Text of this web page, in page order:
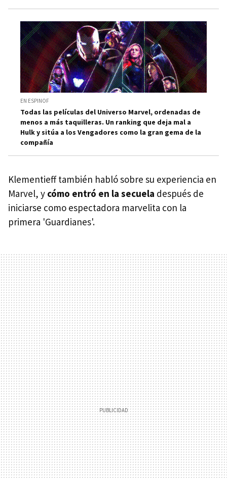
EN ESPINOF
Todas las películas del Universo Marvel, ordenadas de
menos a más taquilleras. Un ranking que deja mal a
Hulk y sitúa a los Vengadores como la gran gema de la
compañía
Klementieff también habló sobre su experiencia en
Marvel, y cómo entró en la secuela después de
iniciarse como espectadora marvelita con la
primera 'Guardianes'.